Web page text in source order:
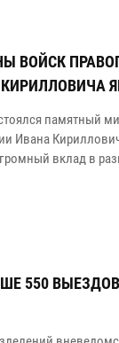
ВОЙСК
памятный
Ивана
вклад в
550